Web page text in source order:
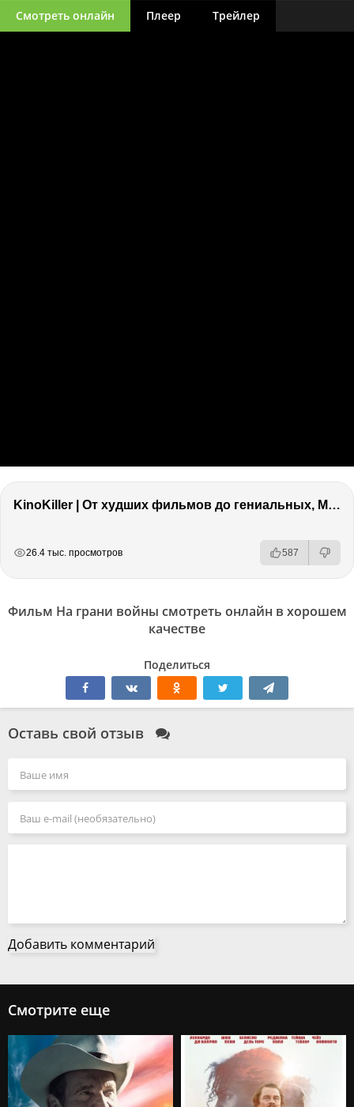
Смотреть онлайн Плеер Трейлер
KinoKiller | От худших фильмов до гениальных, Marvel, Оскар и что бесит в кино!
26.4 тыс. просмотров 587
Фильм На грани войны смотреть онлайн в хорошем
качестве
Поделиться
Оставь свой отзыв
Добавить комментарий
Смотрите еще